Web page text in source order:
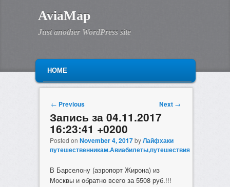
AviaMap
Just another WordPress site
SKIP TO PRIMARY CONTENT
SKIP TO SECONDARY CONTENT
HOME
Post navigation
← Previous Next →
Запись за 04.11.2017
16:23:41 +0200
Posted on November 4, 2017byЛайфхаки
путешественникам.Авиабилеты,путешествия
В Барселону (аэропорт Жирона) из
Москвы и обратно всего за 5508 руб.!!!